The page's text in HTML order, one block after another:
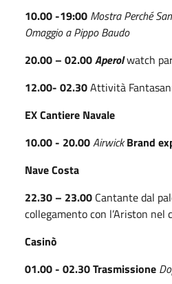
10.00 -19:00 Mostra Perché
Omaggio a Pippo Baudo
20.00 – 02.00Aperolwatch
12.00- 02.30Attività
EX Cantiere Navale
10.00 - 20.00AirwickBrand
Nave Costa
22.30 – 23.00 Cantante dal
collegamento con l’Ariston nel
Casinò
01.00 - 02.30 Trasmissione